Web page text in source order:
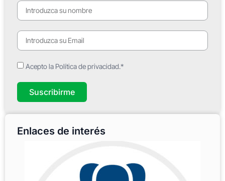
Acepto la Política de privacidad.*
Suscribirme
Enlaces de interés